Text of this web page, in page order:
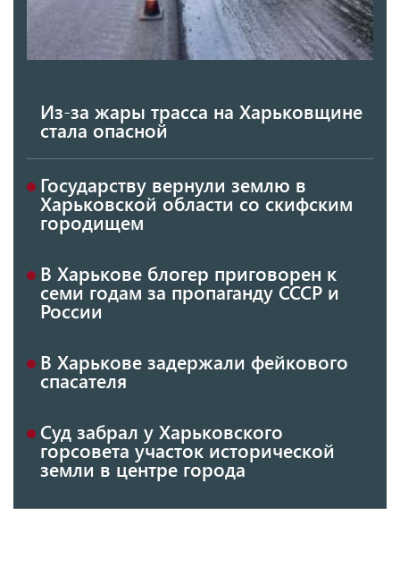
Из-за жары трасса на Харьковщине
стала опасной
Государству вернули землю в
Харьковской области со скифским
городищем
В Харькове блогер приговорен к
семи годам за пропаганду СССР и
России
В Харькове задержали фейкового
спасателя
Суд забрал у Харьковского
горсовета участок исторической
земли в центре города